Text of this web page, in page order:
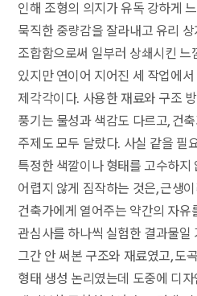
인해 조형의 의지가 유독 강하게
묵직한 중량감을 잘라내고 유리
조합함으로써 일부러 상쇄시킨 느
있지만 연이어 지어진 세 작업에
제각각이다. 사용한 재료와 구조
풍기는 물성과 색감도 다르고, 건
주제도 모두 달랐다. 사실 같을 필
특정한 색깔이나 형태를 고수하지
어렵지 않게 짐작하는 것은, 근생
건축가에게 열어주는 약간의 자유
관심사를 하나씩 실험한 결과물일
그간 안 써본 구조와 재료였고, 도
형태 생성 논리였는데 도중에 디